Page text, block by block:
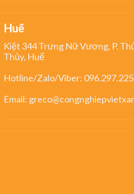
Huế
Kiệt 344 Trưng Nữ Vương, P.
Thủy, Huế
Hotline/Zalo/Viber:
Email: